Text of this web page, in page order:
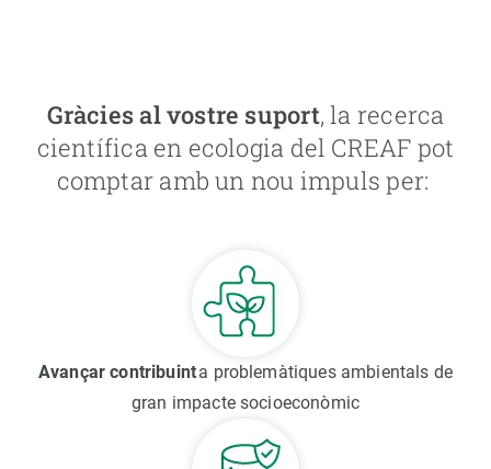
Gràcies al vostre suport, la recerca
científica en ecologia del CREAF pot
comptar amb un nou impuls per:
Avançar contribuinta problemàtiques ambientals de
gran impacte socioeconòmic